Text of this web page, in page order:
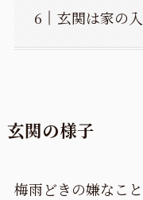
玄関は家の
玄関の様子
梅雨どきの嫌なこ